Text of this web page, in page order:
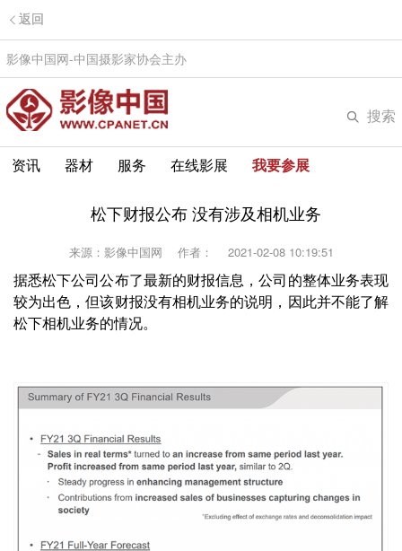
返回
影像中国网-中国摄影家协会主办
搜索
资讯 器材 服务 在线影展 我要参展
松下财报公布 没有涉及相机业务
来源：影像中国网 作者： 2021-02-08 10:19:51
据悉松下公司公布了最新的财报信息，公司的整体业务表现
较为出色，但该财报没有相机业务的说明，因此并不能了解
松下相机业务的情况。